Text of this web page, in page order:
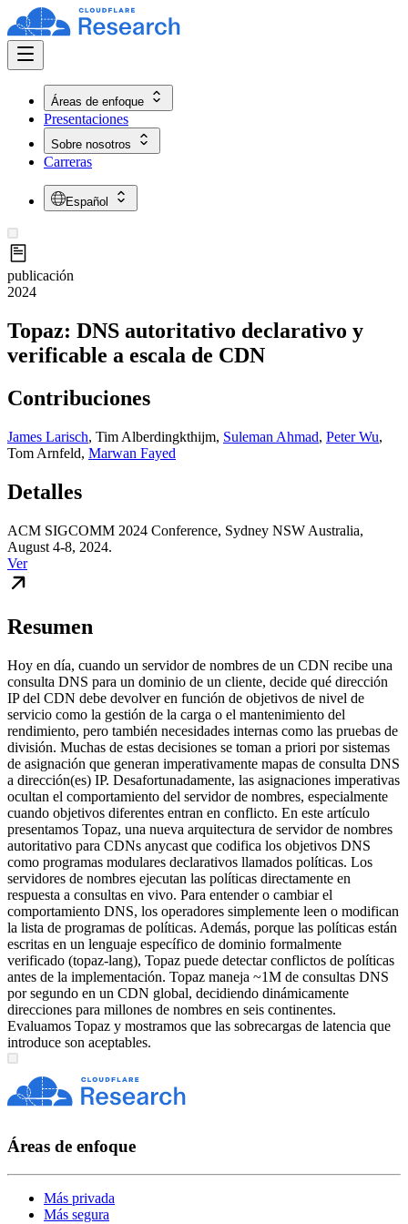
Áreas de enfoque
Presentaciones
Sobre nosotros
Carreras
Español
publicación
2024
Topaz: DNS autoritativo declarativo y
verificable a escala de CDN
Contribuciones
James Larisch, Tim Alberdingkthijm, Suleman Ahmad, Peter Wu,
Tom Arnfeld, Marwan Fayed
Detalles
ACM SIGCOMM 2024 Conference, Sydney NSW Australia,
August 4-8, 2024.
Ver
Resumen
Hoy en día, cuando un servidor de nombres de un CDN recibe una
consulta DNS para un dominio de un cliente, decide qué dirección
IP del CDN debe devolver en función de objetivos de nivel de
servicio como la gestión de la carga o el mantenimiento del
rendimiento, pero también necesidades internas como las pruebas de
división. Muchas de estas decisiones se toman a priori por sistemas
de asignación que generan imperativamente mapas de consulta DNS
a dirección(es) IP. Desafortunadamente, las asignaciones imperativas
ocultan el comportamiento del servidor de nombres, especialmente
cuando objetivos diferentes entran en conflicto. En este artículo
presentamos Topaz, una nueva arquitectura de servidor de nombres
autoritativo para CDNs anycast que codifica los objetivos DNS
como programas modulares declarativos llamados políticas. Los
servidores de nombres ejecutan las políticas directamente en
respuesta a consultas en vivo. Para entender o cambiar el
comportamiento DNS, los operadores simplemente leen o modifican
la lista de programas de políticas. Además, porque las políticas están
escritas en un lenguaje específico de dominio formalmente
verificado (topaz-lang), Topaz puede detectar conflictos de políticas
antes de la implementación. Topaz maneja ~1M de consultas DNS
por segundo en un CDN global, decidiendo dinámicamente
direcciones para millones de nombres en seis continentes.
Evaluamos Topaz y mostramos que las sobrecargas de latencia que
introduce son aceptables.
Áreas de enfoque
Más privada
Más segura